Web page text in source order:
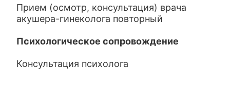
Прием (осмотр, консультация) врача
акушера-гинеколога повторный
Психологическое сопровождение
Консультация психолога